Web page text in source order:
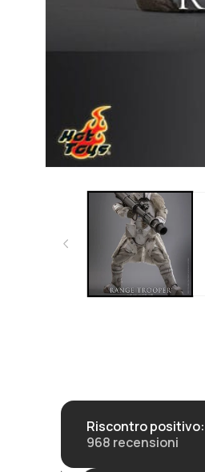
multimediali
modale
Riscontro positivo:
968 recensioni